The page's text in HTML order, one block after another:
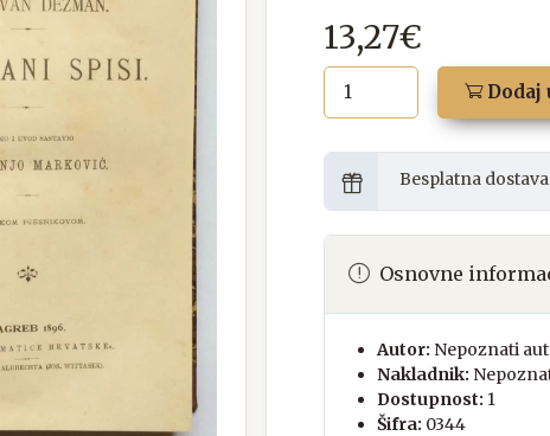
13,27€
Dodaj
Besplatna
Osnovne
Autor: Nepoznati
Nakladnik:
Dostupnost: 1
Šifra: 0344